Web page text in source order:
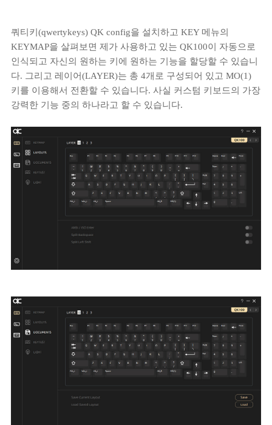
쿼티키(qwertykeys) QK config을 설치하고 KEY 메뉴의
KEYMAP을 살펴보면 제가 사용하고 있는 QK100이 자동으로
인식되고 자신의 원하는 키에 원하는 기능을 할당할 수 있습니
다. 그리고 레이어(LAYER)는 총 4개로 구성되어 있고 MO(1)
키를 이용해서 전환할 수 있습니다. 사실 커스텀 키보드의 가장
강력한 기능 중의 하나라고 할 수 있습니다.